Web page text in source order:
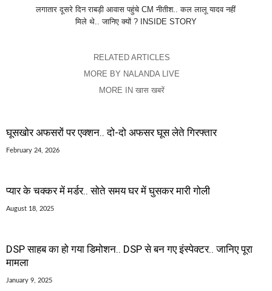
लगातार दूसरे दिन राबड़ी आवास पहुंचे CM नीतीश.. कल लालू यादव नहीं
मिले थे.. जानिए क्यों ? INSIDE STORY
RELATED ARTICLES
MORE BY NALANDA LIVE
MORE IN खास खबरें
घूसखोर अफसरों पर एक्शन.. दो-दो अफसर घूस लेते गिरफ्तार
February 24, 2026
प्यार के चक्कर में मर्डर.. सोते समय घर में घुसकर मारी गोली
August 18, 2025
DSP साहब का हो गया डिमोशन.. DSP से बन गए इंस्पेक्टर.. जानिए पूरा
मामला
January 9, 2025